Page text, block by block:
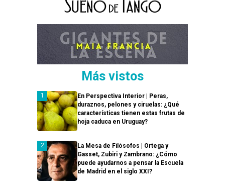
Más vistos
En Perspectiva Interior | Peras,
duraznos, pelones y ciruelas: ¿Qué
características tienen estas frutas de
hoja caduca en Uruguay?
La Mesa de Filósofos | Ortega y
Gasset, Zubiri y Zambrano: ¿Cómo
puede ayudarnos a pensar la Escuela
de Madrid en el siglo XXI?